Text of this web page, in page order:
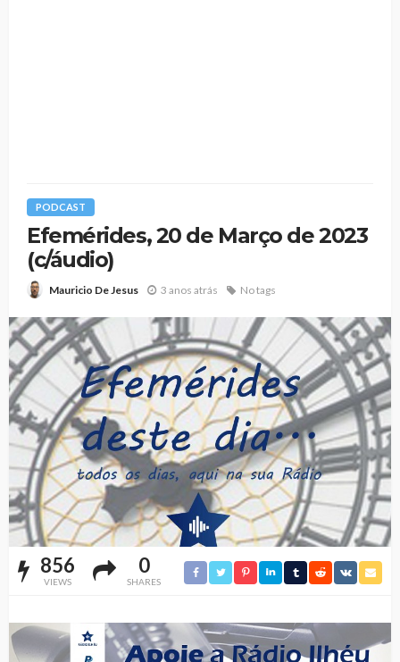
PODCAST
Efemérides, 20 de Março de 2023
(c/áudio)
Mauricio De Jesus 3 anos atrás No tags
856
VIEWS
0
SHARES